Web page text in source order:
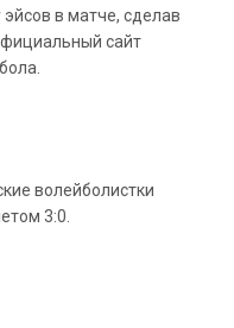
в матче, сделав
сайт
волейболистки
3:0.